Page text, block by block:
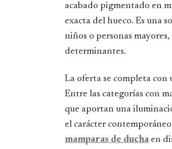
acabado pigmentado en
exacta del hueco. Es una
niños o personas
determinantes.
La oferta se completa con
Entre las categorías con
que aportan una
el carácter
mamparas de duchaen